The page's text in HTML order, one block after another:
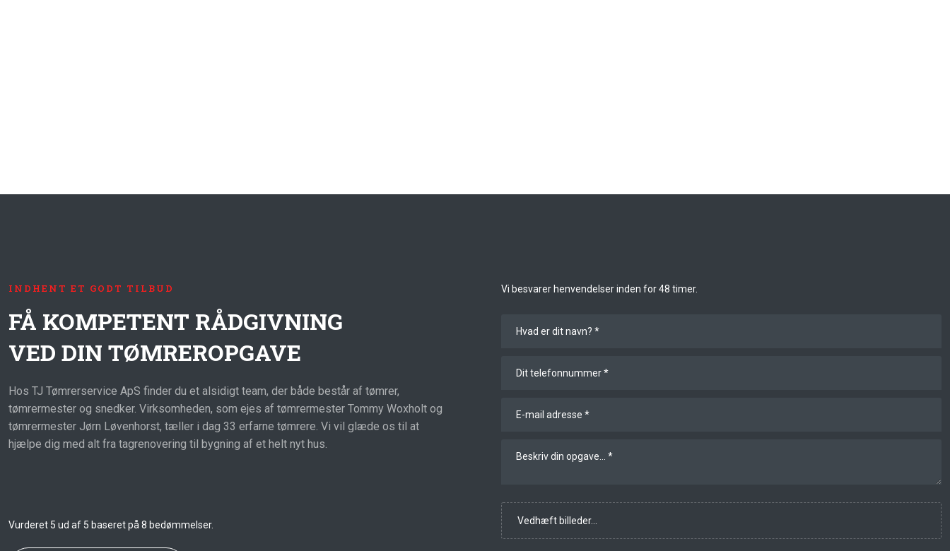
INDHENT ET GODT TILBUD
FÅ KOMPETENT RÅDGIVNING
VED DIN TØMREROPGAVE
Hos TJ Tømrerservice ApS finder du et alsidigt team, der både består af tømrer,
tømrermester og snedker. Virksomheden, som ejes af tømrermester Tommy Woxholt og
tømrermester Jørn Løvenhorst, tæller i dag 33 erfarne tømrere. Vi vil glæde os til at
hjælpe dig med alt fra tagrenovering til bygning af et helt nyt hus.
Vurderet 5 ud af 5 baseret på 8 bedømmelser.​
Vi besvarer henvendelser inden for 48 timer.​​